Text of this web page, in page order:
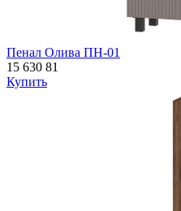
Пенал Олива ПН-01
15 630 81
Купить